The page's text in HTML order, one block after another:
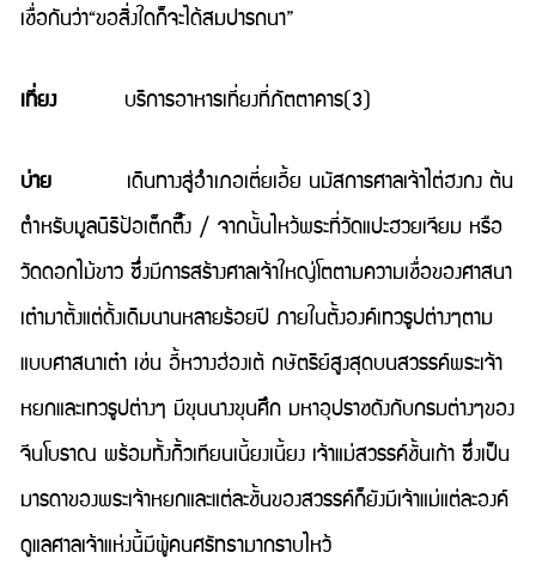
เชื่อกันว่า“ขอสิ่งใดก็จะได้สมปารถนา”
เที่ยงบริการอาหารเที่ยงที่ภัตตาคาร(3)
บ่าย
เดินทางสู่อำเภอเตี่ยเอี้ย นมัสการศาลเจ้าไต่ฮงกง ต้น
ตำหรับมูลนิธิป้อเต็กตึ๊ง / จากนั้นไหว้พระที่วัดแปะฮวยเจียม หรือ
วัดดอกไม้ขาว ซึ่งมีการสร้างศาลเจ้าใหญ่โตตามความเชื่อของศาสนา
เต๋ามาตั้งแต่ดั้งเดิมนานหลายร้อยปี ภายในตั้งองค์เทวรูปต่างๆตาม
แบบศาสนาเต๋า เช่น อี้หวางฮ่องเต้ กษัตริย์สูงสุดบนสวรรค์พระเจ้า
หยกและเทวรูปต่างๆ มีขุนนางขุนศึก มหาอุปราชดังกับกรมต่างๆของ
จีนโบราณ พร้อมทั้งกิ้วเทียนเนี้ยงเนี้ยง เจ้าแม่สวรรค์ชั้นเก้า ซึ่งเป็น
มารดาของพระเจ้าหยกและแต่ละชั้นของสวรรค์ก็ยังมีเจ้าแม่แต่ละองค์
ดูแลศาลเจ้าแห่งนี้มีผู้คนศรัทธามากราบไหว้